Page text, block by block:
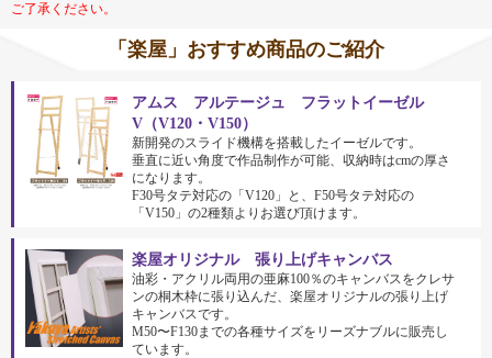
ご了承ください。
「楽屋」おすすめ商品のご紹介
アムス アルテージュ フラットイーゼル
V（V120・V150）
新開発のスライド機構を搭載したイーゼルです。
垂直に近い角度で作品制作が可能、収納時はcmの厚さ
になります。
F30号タテ対応の「V120」と、F50号タテ対応の
「V150」の2種類よりお選び頂けます。
楽屋オリジナル 張り上げキャンバス
油彩・アクリル両用の亜麻100％のキャンバスをクレサ
ンの桐木枠に張り込んだ、楽屋オリジナルの張り上げ
キャンバスです。
M50〜F130までの各種サイズをリーズナブルに販売し
ています。